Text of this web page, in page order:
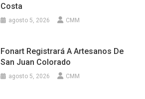
Costa
agosto 5, 2026 CMM
Fonart Registrará A Artesanos De
San Juan Colorado
agosto 5, 2026 CMM